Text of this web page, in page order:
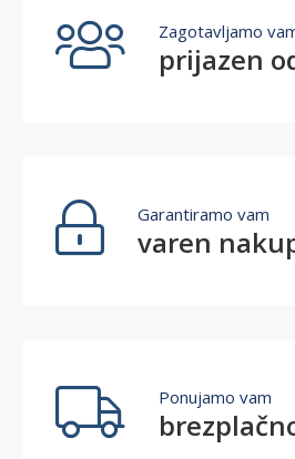
Zagotavljamo
prijazen
Garantiramo vam
varen
Ponujamo vam